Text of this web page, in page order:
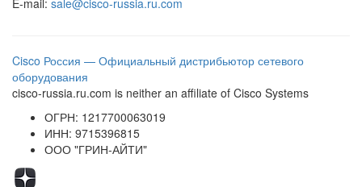
E-mail: sale@cisco-russia.ru.com
Cisco Россия — Официальный дистрибьютор сетевого
оборудования
cisco-russia.ru.com is neither an affiliate of Cisco Systems
ОГРН: 1217700063019
ИНН: 9715396815
ООО "ГРИН-АЙТИ"